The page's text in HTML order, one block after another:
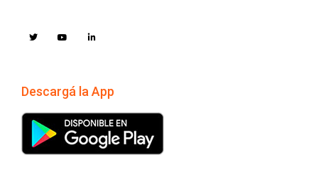
Descargá la App